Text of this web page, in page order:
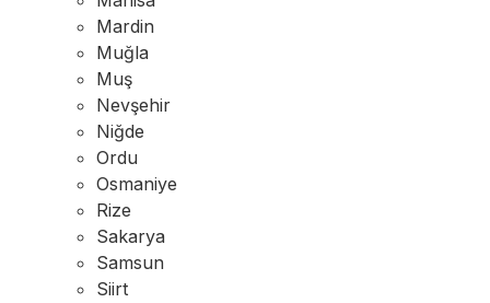
Mardin
Muğla
Muş
Nevşehir
Niğde
Ordu
Osmaniye
Rize
Sakarya
Samsun
Siirt